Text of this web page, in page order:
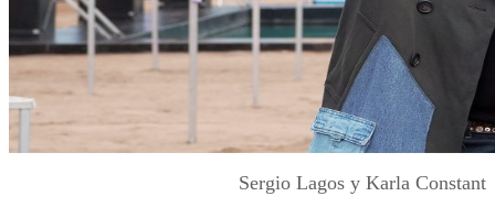
Sergio Lagos y Karla Constant